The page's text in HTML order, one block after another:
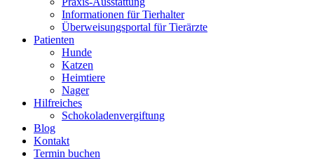
Informationen für Tierhalter
Überweisungsportal für Tierärzte
Patienten
Hunde
Katzen
Heimtiere
Nager
Hilfreiches
Schokoladenvergiftung
Blog
Kontakt
Termin buchen